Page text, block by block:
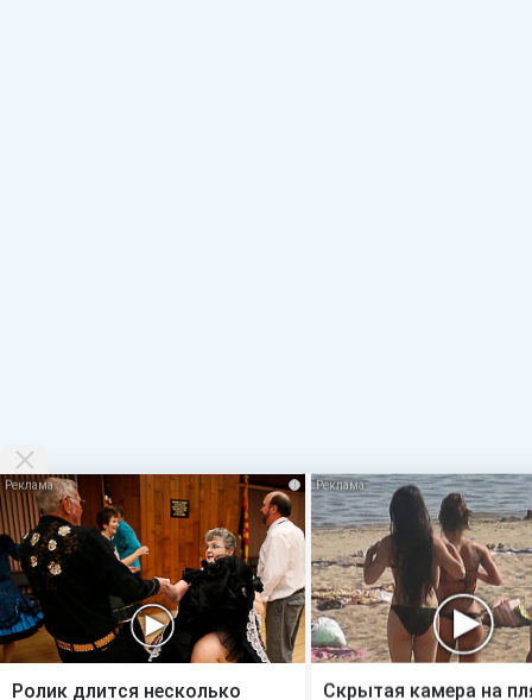
i
Ролик длится несколько Скрытая камера на